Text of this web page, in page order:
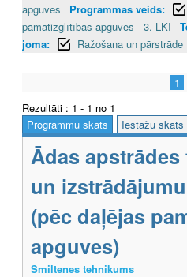
apguves
Programmas veids:
pamatizglītības apguves - 3. LKI
joma:
Ražošana un pārstrāde
1
Rezultāti : 1 - 1 no 1
Programmu skats
Iestāžu skats
Ādas
un
(pēc daļējas
apguves)
Smiltenes tehnikums